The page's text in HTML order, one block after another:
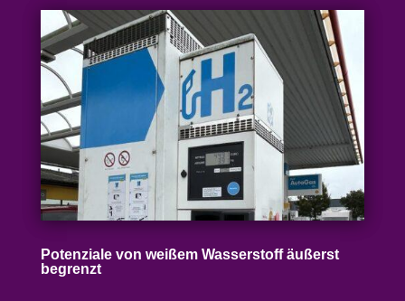
Poten­ziale von weißem Wasser­stoff äußerst
begrenzt